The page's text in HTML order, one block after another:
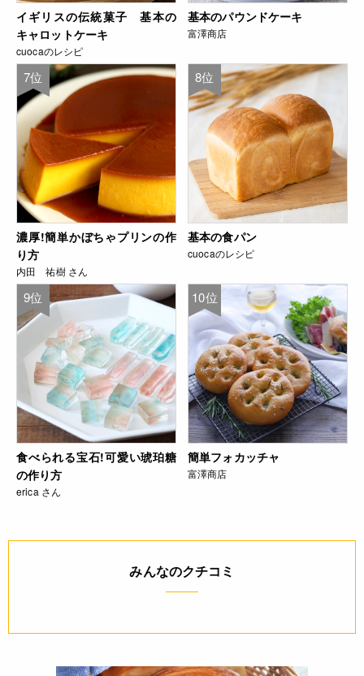
イギリスの伝統菓子 基本の
キャロットケーキ
cuocaのレシピ
基本のパウンドケーキ
富澤商店
7位
濃厚!簡単かぼちゃプリンの作
り方
内田 祐樹 さん
8位
基本の食パン
cuocaのレシピ
9位
食べられる宝石!可愛い琥珀糖
の作り方
erica さん
10位
簡単フォカッチャ
富澤商店
みんなのクチコミ